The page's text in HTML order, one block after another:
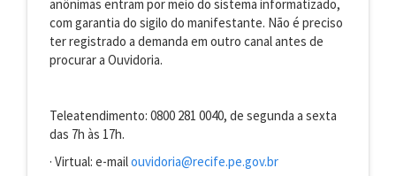
anônimas entram por meio do sistema informatizado,
com garantia do sigilo do manifestante. Não é preciso
ter registrado a demanda em outro canal antes de
procurar a Ouvidoria.
Teleatendimento: 0800 281 0040, de segunda a sexta
das 7h às 17h.
· Virtual: e-mailouvidoria@recife.pe.gov.br